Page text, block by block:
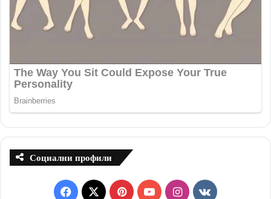
Социални профили
F
X
P
Y
I
v